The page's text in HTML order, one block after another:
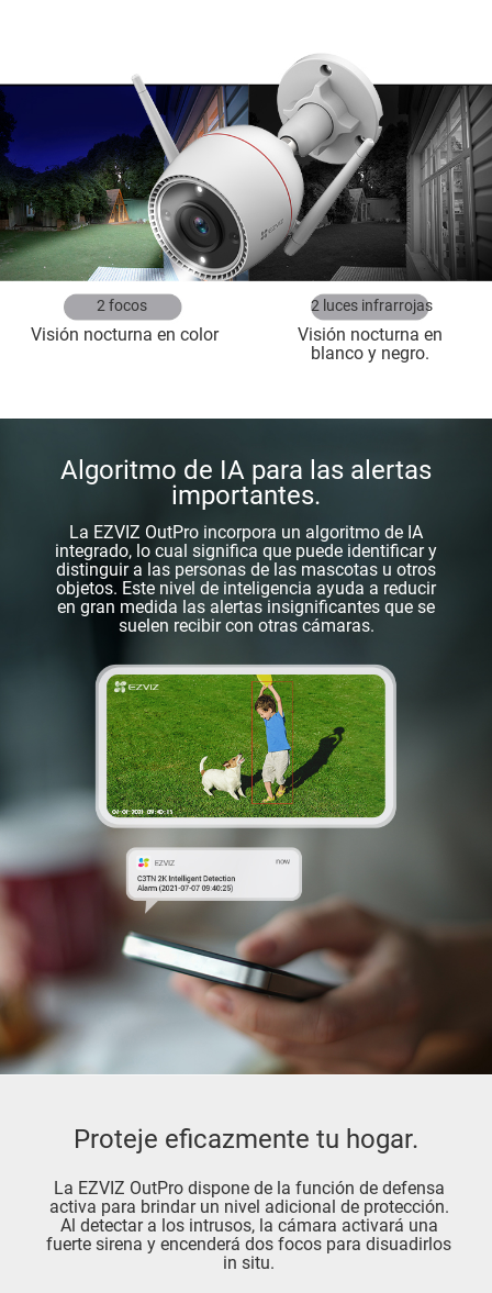
2 focos 2 luces infrarrojas
Visión nocturna en color
Visión nocturna en
blanco y negro.
Algoritmo de IA para las alertas
importantes.
La EZVIZ OutPro incorpora un algoritmo de IA
integrado, lo cual significa que puede identificar y
distinguir a las personas de las mascotas u otros
objetos. Este nivel de inteligencia ayuda a reducir
en gran medida las alertas insignificantes que se
suelen recibir con otras cámaras.
Proteje eficazmente tu hogar.
La EZVIZ OutPro dispone de la función de defensa
activa para brindar un nivel adicional de protección.
Al detectar a los intrusos, la cámara activará una
fuerte sirena y encenderá dos focos para disuadirlos
in situ.